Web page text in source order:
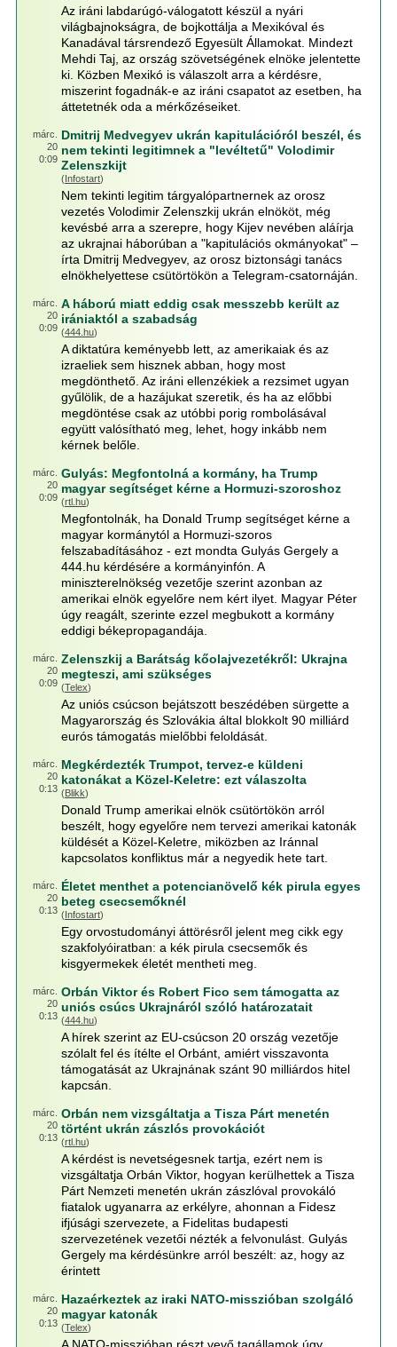
Az iráni labdarúgó-válogatott készül a nyári
világbajnokságra, de bojkottálja a Mexikóval és
Kanadával társrendező Egyesült Államokat. Mindezt
Mehdi Taj, az ország szövetségének elnöke jelentette
ki. Közben Mexikó is válaszolt arra a kérdésre,
miszerint fogadnák-e az iráni csapatot az esetben, ha
áttetetnék oda a mérkőzéseiket.
márc.
20
0:09
Dmitrij Medvegyev ukrán kapitulációról beszél, és
nem tekinti legitimnek a "levéltetű" Volodimir
Zelenszkijt
(Infostart)
Nem tekinti legitim tárgyalópartnernek az orosz
vezetés Volodimir Zelenszkij ukrán elnököt, még
kevésbé arra a szerepre, hogy Kijev nevében aláírja
az ukrajnai háborúban a "kapitulációs okmányokat" –
írta Dmitrij Medvegyev, az orosz biztonsági tanács
elnökhelyettese csütörtökön a Telegram-csatornáján.
márc.
20
0:09
A háború miatt eddig csak messzebb került az
irániaktól a szabadság
(444.hu)
A diktatúra keményebb lett, az amerikaiak és az
izraeliek sem hisznek abban, hogy most
megdönthető. Az iráni ellenzékiek a rezsimet ugyan
gyűlölik, de a hazájukat szeretik, és ha az előbbi
megdöntése csak az utóbbi porig rombolásával
együtt valósítható meg, lehet, hogy inkább nem
kérnek belőle.
márc.
20
0:09
Gulyás: Megfontolná a kormány, ha Trump
magyar segítséget kérne a Hormuzi-szoroshoz
(rtl.hu)
Megfontolnák, ha Donald Trump segítséget kérne a
magyar kormánytól a Hormuzi-szoros
felszabadításához - ezt mondta Gulyás Gergely a
444.hu kérdésére a kormányinfón. A
miniszterelnökség vezetője szerint azonban az
amerikai elnök egyelőre nem kért ilyet. Magyar Péter
úgy reagált, szerinte ezzel megbukott a kormány
eddigi békepropagandája.
márc.
20
0:09
Zelenszkij a Barátság kőolajvezetékről: Ukrajna
megteszi, ami szükséges
(Telex)
Az uniós csúcson bejátszott beszédében sürgette a
Magyarország és Szlovákia által blokkolt 90 milliárd
eurós támogatás mielőbbi feloldását.
márc.
20
0:13
Megkérdezték Trumpot, tervez-e küldeni
katonákat a Közel-Keletre: ezt válaszolta
(Blikk)
Donald Trump amerikai elnök csütörtökön arról
beszélt, hogy egyelőre nem tervezi amerikai katonák
küldését a Közel-Keletre, miközben az Iránnal
kapcsolatos konfliktus már a negyedik hete tart.
márc.
20
0:13
Életet menthet a potencianövelő kék pirula egyes
beteg csecsemőknél
(Infostart)
Egy orvostudományi áttörésről jelent meg cikk egy
szakfolyóiratban: a kék pirula csecsemők és
kisgyermekek életét mentheti meg.
márc.
20
0:13
Orbán Viktor és Robert Fico sem támogatta az
uniós csúcs Ukrajnáról szóló határozatait
(444.hu)
A hírek szerint az EU-csúcson 20 ország vezetője
szólalt fel és ítélte el Orbánt, amiért visszavonta
támogatását az Ukrajnának szánt 90 milliárdos hitel
kapcsán.
márc.
20
0:13
Orbán nem vizsgáltatja a Tisza Párt menetén
történt ukrán zászlós provokációt
(rtl.hu)
A kérdést is nevetségesnek tartja, ezért nem is
vizsgáltatja Orbán Viktor, hogyan kerülhettek a Tisza
Párt Nemzeti menetén ukrán zászlóval provokáló
fiatalok ugyanarra az erkélyre, ahonnan a Fidesz
ifjúsági szervezete, a Fidelitas budapesti
szervezetének vezetői nézték a felvonulást. Gulyás
Gergely ma kérdésünkre arról beszélt: az, hogy az
érintett
márc.
20
0:13
Hazaérkeztek az iraki NATO-misszióban szolgáló
magyar katonák
(Telex)